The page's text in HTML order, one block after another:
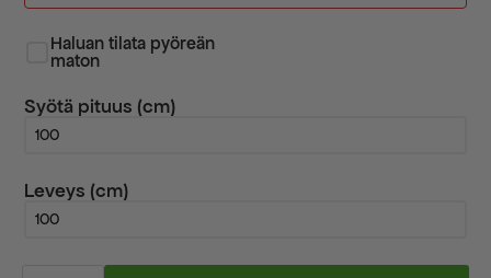
Haluan tilata pyöreän
maton
Syötä pituus (cm)
Leveys (cm)